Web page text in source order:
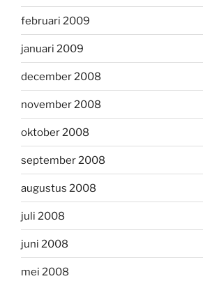
februari 2009
januari 2009
december 2008
november 2008
oktober 2008
september 2008
augustus 2008
juli 2008
juni 2008
mei 2008